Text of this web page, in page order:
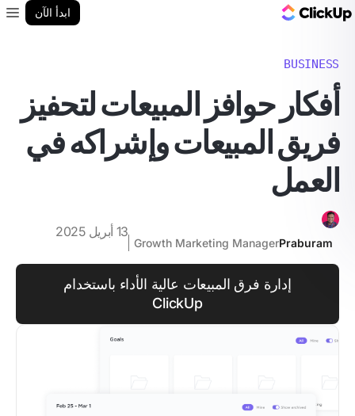
ابدأ الآن
BUSINESS
أفكار حوافز المبيعات لتحفيز
فريق المبيعات وإشراكه في
العمل
Praburam
Growth Marketing Manager
13 أبريل 2025
إدارة فرق المبيعات عالية الأداء باستخدام
ClickUp